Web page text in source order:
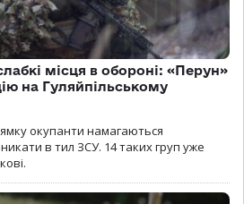
місця в обороні: «Перун»
на Гуляйпільському
окупанти намагаються
в тил ЗСУ. 14 таких груп уже